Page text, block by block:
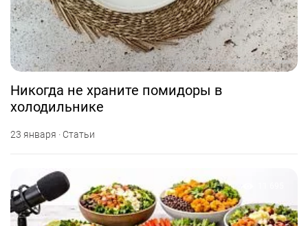
Фото предоставлено заведением
Никогда не храните помидоры в
холодильнике
23 января · Статьи